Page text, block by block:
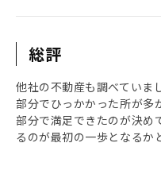
総評
他社の不動産も調べていま
部分でひっかかった所が多
部分で満足できたのが決め
るのが最初の一歩となるか